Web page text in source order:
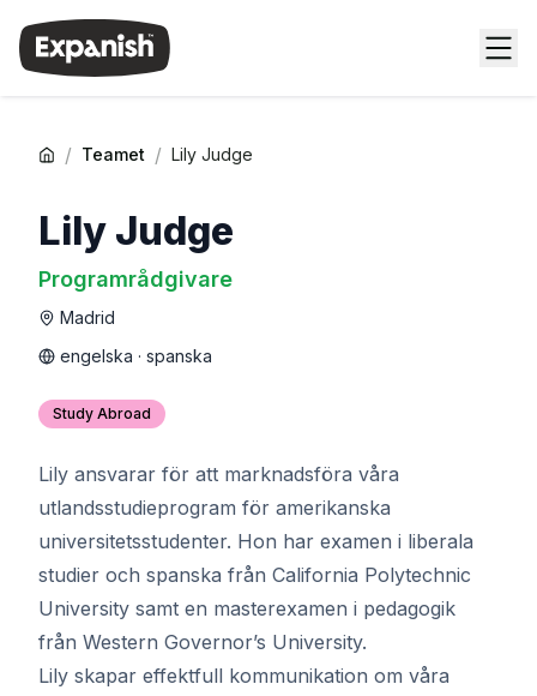
/ Teamet / Lily Judge
Lily Judge
Programrådgivare
Madrid
engelska · spanska
Study Abroad
Lily ansvarar för att marknadsföra våra
utlandsstudieprogram för amerikanska
universitetsstudenter. Hon har examen i liberala
studier och spanska från California Polytechnic
University samt en masterexamen i pedagogik
från Western Governor’s University.
Lily skapar effektfull kommunikation om våra